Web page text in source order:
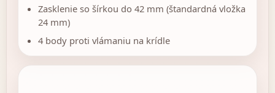
Zasklenie so šírkou do 42 mm (štandardná vložka
24 mm)
4 body proti vlámaniu na krídle